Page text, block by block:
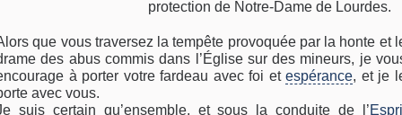
protection de Notre-Dame de Lourdes.
que vous traversez la tempête provoquée par la honte et
des abus commis dans l’Église sur des mineurs, je
à porter votre fardeau avec foi etespérance, et je
avec vous.
suis certain qu’ensemble, et sous la conduite de l’